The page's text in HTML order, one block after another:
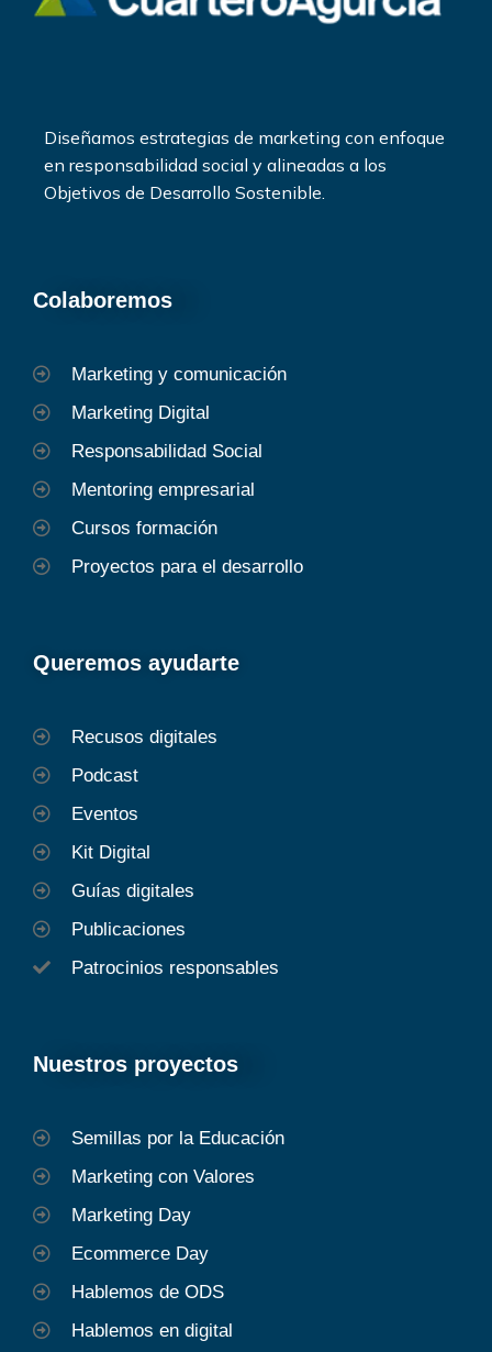
Diseñamos estrategias de marketing con enfoque
en responsabilidad social y alineadas a los
Objetivos de Desarrollo Sostenible.
Colaboremos
Marketing y comunicación
Marketing Digital
Responsabilidad Social
Mentoring empresarial
Cursos formación
Proyectos para el desarrollo
Queremos ayudarte
Recusos digitales
Podcast
Eventos
Kit Digital
Guías digitales
Publicaciones
Patrocinios responsables
Nuestros proyectos
Semillas por la Educación
Marketing con Valores
Marketing Day
Ecommerce Day
Hablemos de ODS
Hablemos en digital